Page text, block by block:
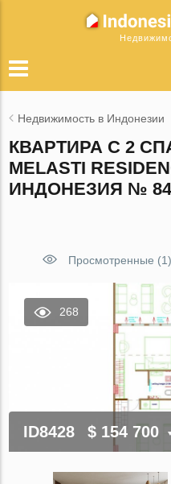
Недвижимость в Индонезии
КВАРТИРА С 2
MELASTI
ИНДОНЕЗИЯ №
Просмотренные (1)
268
ID8428 $ 154 700